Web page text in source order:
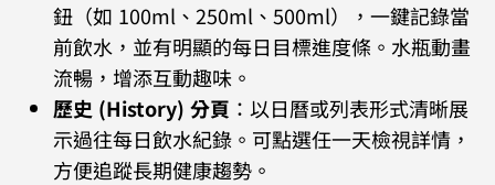
鈕（如 100ml、250ml、500ml），一鍵記錄當
前飲水，並有明顯的每日目標進度條。水瓶動畫
流暢，增添互動趣味。
歷史 (History) 分頁 ：以日曆或列表形式清晰展
示過往每日飲水紀錄。可點選任一天檢視詳情，
方便追蹤長期健康趨勢。